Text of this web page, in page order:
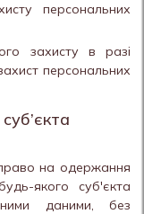
персональних
захисту в разі
персональних
на одержання
якого суб'єкта
даними, без